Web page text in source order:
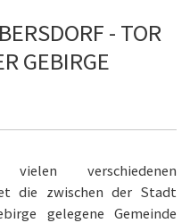
- TOR
GEBIRGE
verschiedenen
die zwischen der Stadt
gelegene Gemeinde